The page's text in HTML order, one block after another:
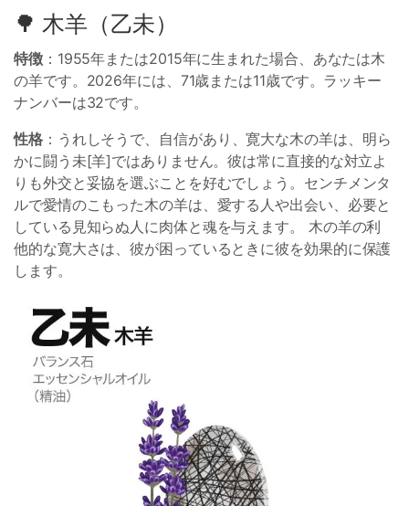
🌳 木羊（乙未）
特徴：1955年または2015年に生まれた場合、あなたは木
の羊です。2026年には、71歳または11歳です。ラッキー
ナンバーは32です。
性格：うれしそうで、自信があり、寛大な木の羊は、明ら
かに闘う未[羊]ではありません。彼は常に直接的な対立よ
りも外交と妥協を選ぶことを好むでしょう。センチメンタ
ルで愛情のこもった木の羊は、愛する人や出会い、必要と
している見知らぬ人に肉体と魂を与えます。 木の羊の利
他的な寛大さは、彼が困っているときに彼を効果的に保護
します。